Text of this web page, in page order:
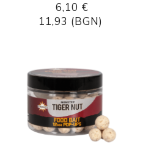
6,10 €
11,93 (BGN)